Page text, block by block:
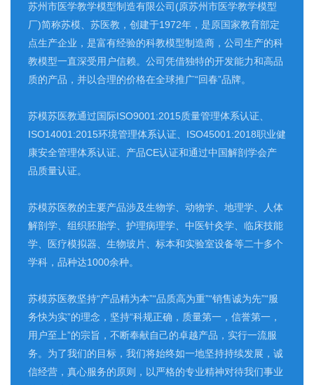
苏州市医学教学模型制造有限公司(原苏州市医学教学模型
厂)简称苏模、苏医教，创建于1972年，是原国家教育部定
点生产企业，是富有经验的科教模型制造商，公司生产的科
教模型一直深受用户信赖。公司凭借独特的开发能力和高品
质的产品，并以合理的价格在全球推广“回春”品牌。
苏模苏医教通过国际ISO9001:2015质量管理体系认证、
ISO14001:2015环境管理体系认证、ISO45001:2018职业健
康安全管理体系认证、产品CE认证和通过中国解剖学会产
品质量认证。
苏模苏医教的主要产品涉及生物学、动物学、地理学、人体
解剖学、组织胚胎学、护理病理学、中医针灸学、临床技能
学、医疗模拟器、生物玻片、标本和实验室设备等二十多个
学科，品种达1000余种。
苏模苏医教坚持“产品精为本”“品质高为重”“销售诚为先”“服
务快为实”的理念，坚持“科规正确，质量第一，信誉第一，
用户至上”的宗旨，不断奉献自己的卓越产品，实行一流服
务。为了我们的目标，我们将始终如一地坚持持续发展，诚
信经营，真心服务的原则，以严格的专业精神对待我们事业